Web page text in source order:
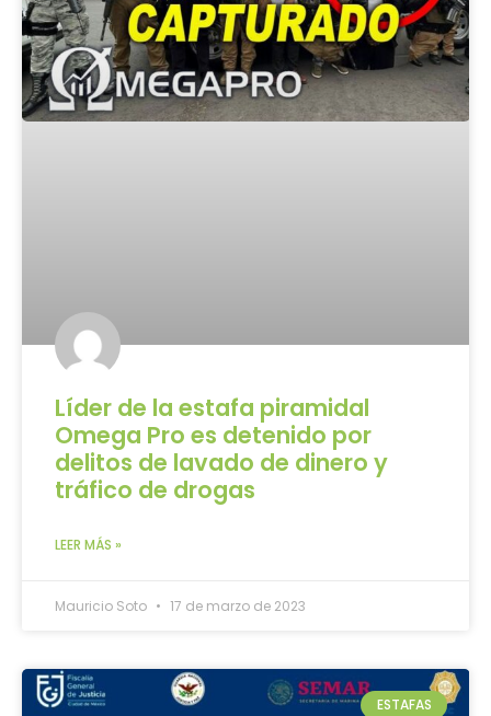
Líder de la estafa piramidal
Omega Pro es detenido por
delitos de lavado de dinero y
tráfico de drogas
LEER MÁS »
Mauricio Soto 17 de marzo de 2023
ESTAFAS